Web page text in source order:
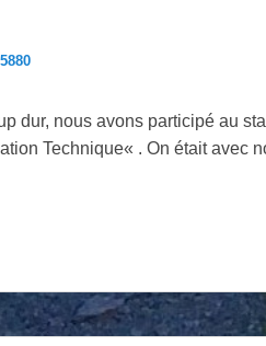
dur, nous avons participé au
Technique« . On était avec